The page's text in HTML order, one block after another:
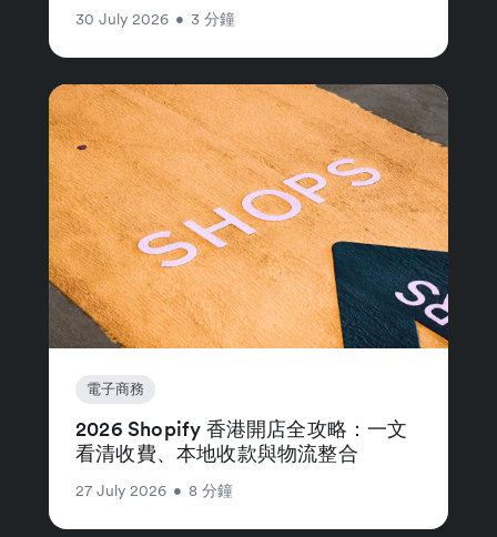
30 July 2026 • 3 分鐘
電子商務
2026 Shopify 香港開店全攻略：一文
看清收費、本地收款與物流整合
27 July 2026 • 8 分鐘